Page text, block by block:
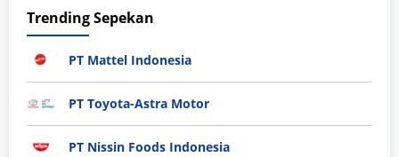
Trending Sepekan
PT Mattel Indonesia
PT Toyota-Astra Motor
PT Nissin Foods Indonesia